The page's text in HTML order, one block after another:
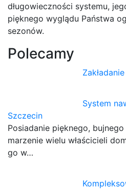
długowieczności systemu,
pięknego wyglądu Państwa
sezonów.
Polecamy
System
Szczecin
Posiadanie pięknego,
marzenie wielu właścicieli
go w…